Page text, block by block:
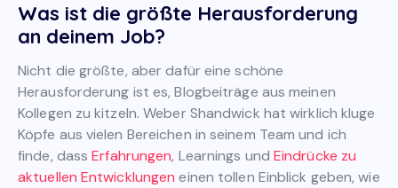
Was ist die größte Herausforderung
an deinem Job?
Nicht die größte, aber dafür eine schöne
Herausforderung ist es, Blogbeiträge aus meinen
Kollegen zu kitzeln. Weber Shandwick hat wirklich kluge
Köpfe aus vielen Bereichen in seinem Team und ich
finde, dassErfahrungen, Learnings und Eindrücke zu
aktuellen Entwicklungen einen tollen Einblick geben, wie